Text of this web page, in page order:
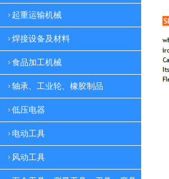
起重运输机械
焊接设备及材料
食品加工机械
轴承、工业轮、橡胶制品
低压电器
电动工具
风动工具